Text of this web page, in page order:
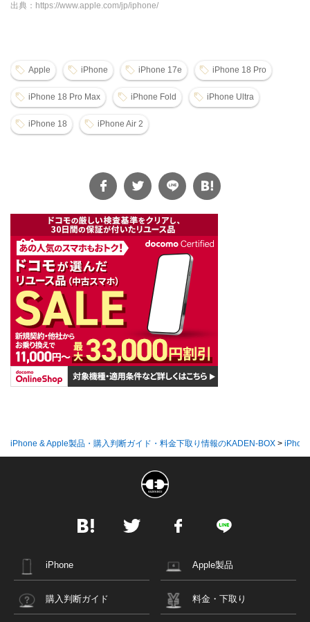
出典：https://www.apple.com/jp/iphone/
Apple iPhone iPhone 17e iPhone 18 Pro
iPhone 18 Pro Max iPhone Fold iPhone Ultra
iPhone 18 iPhone Air 2
iPhone & Apple製品・購入判断ガイド・料金下取り情報のKADEN-BOX >
iPhone Apple製品
購入判断ガイド 料金・下取り